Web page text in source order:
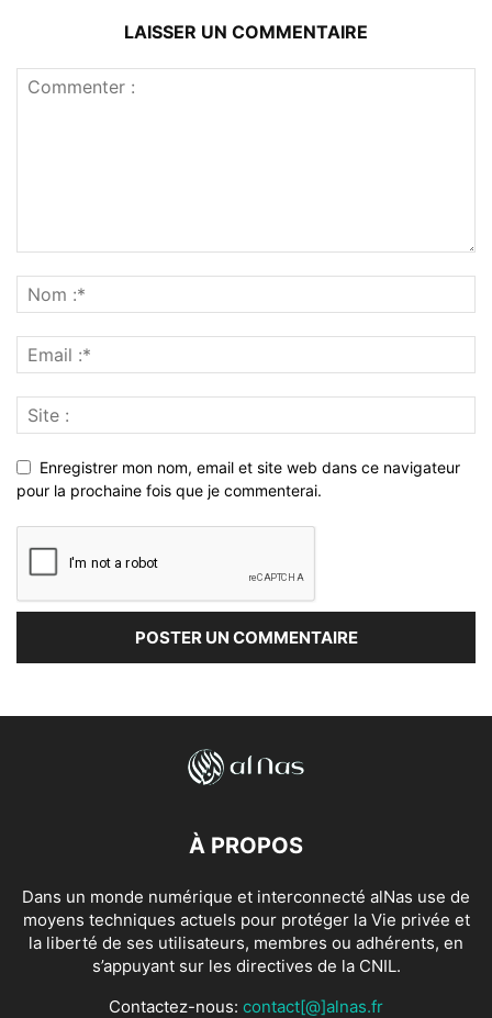
LAISSER UN COMMENTAIRE
Enregistrer mon nom, email et site web dans ce navigateur
pour la prochaine fois que je commenterai.
À PROPOS
Dans un monde numérique et interconnecté alNas use de
moyens techniques actuels pour protéger la Vie privée et
la liberté de ses utilisateurs, membres ou adhérents, en
s’appuyant sur les directives de la CNIL.
Contactez-nous: contact[@]alnas.fr